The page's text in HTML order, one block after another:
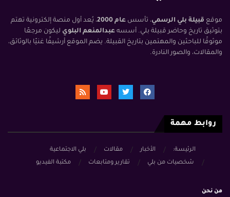
موقع قبيلة بلي الرسمي، تأسس عام 2000
، يُعد أول منصة إلكترونية تهتم
بتوثيق تاريخ وحاضر قبيلة بلي. أسسه عبدالمنعم البلوي ليكون مرجعًا
موثوقًا للباحثين والمهتمين بتاريخ القبيلة. يضم الموقع أرشيفًا غنيًا بالوثائق،
والمقالات، والصور النادرة.
روابط مهمة
الرئيسة: الأخبار مقالات
بلي الاجتماعية
شخصيات من بلي
تقارير ومتابعات مكتبة الفيديو
من نحن